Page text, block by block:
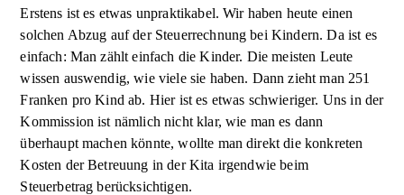
Erstens ist es etwas unpraktikabel. Wir haben heute einen
solchen Abzug auf der Steuerrechnung bei Kindern. Da ist es
einfach: Man zählt einfach die Kinder. Die meisten Leute
wissen auswendig, wie viele sie haben. Dann zieht man 251
Franken pro Kind ab. Hier ist es etwas schwieriger. Uns in der
Kommission ist nämlich nicht klar, wie man es dann
überhaupt machen könnte, wollte man direkt die konkreten
Kosten der Betreuung in der Kita irgendwie beim
Steuerbetrag berücksichtigen.